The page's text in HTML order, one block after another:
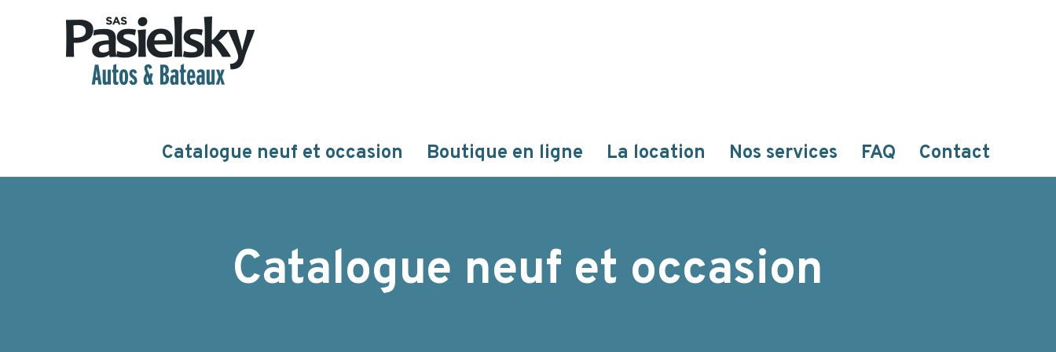
Catalogue neuf et occasion Boutique en ligne La location Nos services FAQ Contact
Catalogue neuf et occasion